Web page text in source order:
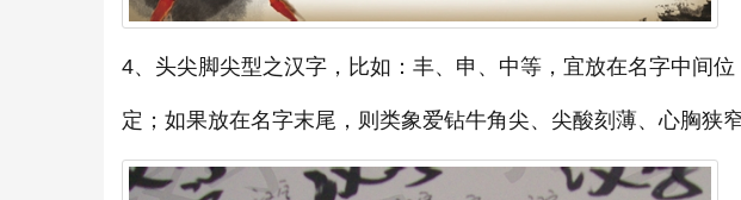
4、头尖脚尖型之汉字，比如：丰、申、中等，宜放在名字中间
定；如果放在名字末尾，则类象爱钻牛角尖、尖酸刻薄、心胸狭